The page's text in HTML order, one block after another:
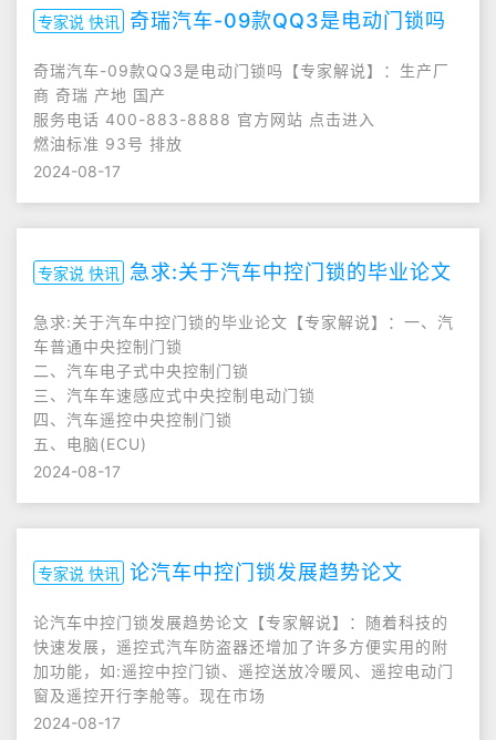
专家说 快讯 奇瑞汽车-09款QQ3是电动门锁吗
奇瑞汽车-09款QQ3是电动门锁吗【专家解说】：生产厂
商 奇瑞 产地 国产
服务电话 400-883-8888 官方网站 点击进入
燃油标准 93号 排放
2024-08-17
专家说 快讯 急求:关于汽车中控门锁的毕业论文
急求:关于汽车中控门锁的毕业论文【专家解说】：一、汽
车普通中央控制门锁
二、汽车电子式中央控制门锁
三、汽车车速感应式中央控制电动门锁
四、汽车遥控中央控制门锁
五、电脑(ECU)
2024-08-17
专家说 快讯 论汽车中控门锁发展趋势论文
论汽车中控门锁发展趋势论文【专家解说】：随着科技的
快速发展，遥控式汽车防盗器还增加了许多方便实用的附
加功能，如:遥控中控门锁、遥控送放冷暖风、遥控电动门
窗及遥控开行李舱等。现在市场
2024-08-17